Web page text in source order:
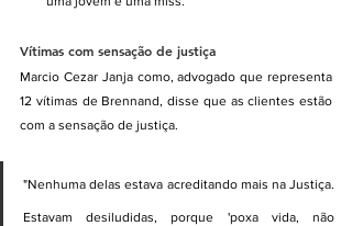
Vítimas com sensação de justiça
Marcio Cezar Janja como, advogado que representa
12 vítimas de Brennand, disse que as clientes estão
com a sensação de justiça.
"Nenhuma delas estava acreditando mais na Justiça.
Estavam desiludidas, porque 'poxa vida, não